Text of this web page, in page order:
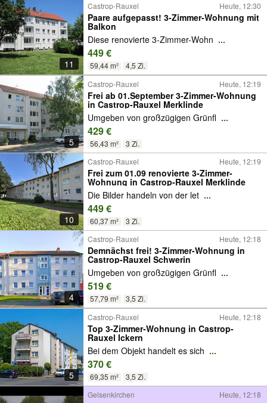
11
Castrop-Rauxel Heute, 12:30
Paare aufgepasst! 3-Zimmer-Wohnung mit
Balkon
Diese renovierte 3-Zimmer-Wohn ...
449 €
59,44 m² 4,5 Zi.
5
Castrop-Rauxel Heute, 12:19
Frei ab 01.September 3-Zimmer-Wohnung
in Castrop-Rauxel Merklinde
Umgeben von großzügigen Grünfl ...
429 €
56,43 m² 3 Zi.
10
Castrop-Rauxel Heute, 12:19
Frei zum 01.09 renovierte 3-Zimmer-
Wohnung in Castrop-Rauxel Merklinde
Die Bilder handeln von der let ...
449 €
60,37 m² 3 Zi.
4
Castrop-Rauxel Heute, 12:18
Demnächst frei! 3-Zimmer-Wohnung in
Castrop-Rauxel Schwerin
Umgeben von großzügigen Grünfl ...
519 €
57,79 m² 3,5 Zi.
5
Castrop-Rauxel Heute, 12:18
Top 3-Zimmer-Wohnung in Castrop-
Rauxel Ickern
Bei dem Objekt handelt es sich ...
370 €
69,35 m² 3,5 Zi.
Gelsenkirchen Heute, 12:18